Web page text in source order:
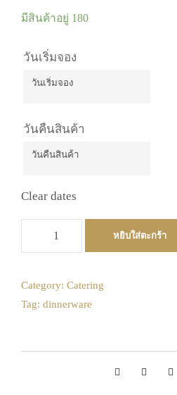
มีสินค้าอยู่ 180
วันเริ่มจอง
วันคืนสินค้า
Clear dates
น
ช
เ
หยิบใส่ตะกร้า
Category: Catering
Tag: dinnerware